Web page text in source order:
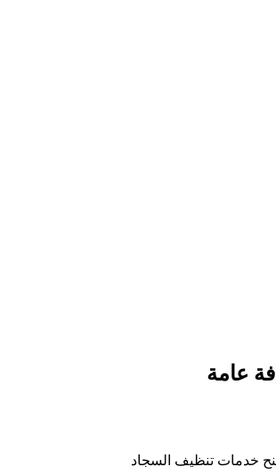
خدمات تنظيف السجاد